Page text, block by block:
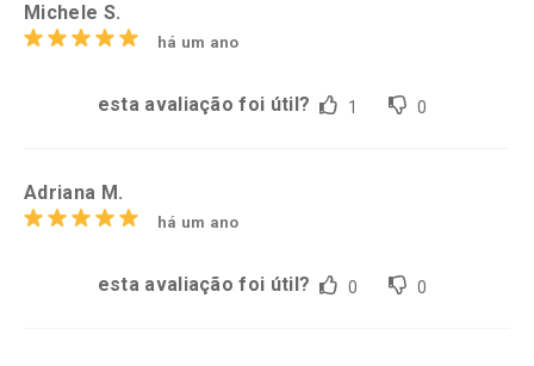
Michele S.
há um ano
esta avaliação foi útil? 1 0
Adriana M.
há um ano
esta avaliação foi útil? 0 0